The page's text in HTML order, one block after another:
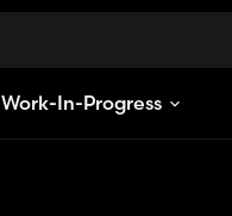
Work-In-Progress